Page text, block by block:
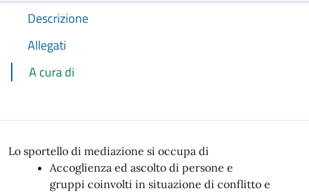
Descrizione
Allegati
A cura di
Lo sportello di mediazione si occupa di
Accoglienza ed ascolto di persone e
gruppi coinvolti in situazione di conflitto e